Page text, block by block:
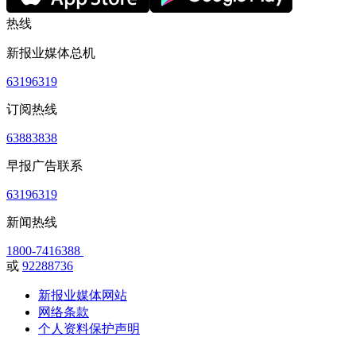
热线
新报业媒体总机
63196319
订阅热线
63883838
早报广告联系
63196319
新闻热线
1800-7416388
或 92288736
新报业媒体网站
网络条款
个人资料保护声明